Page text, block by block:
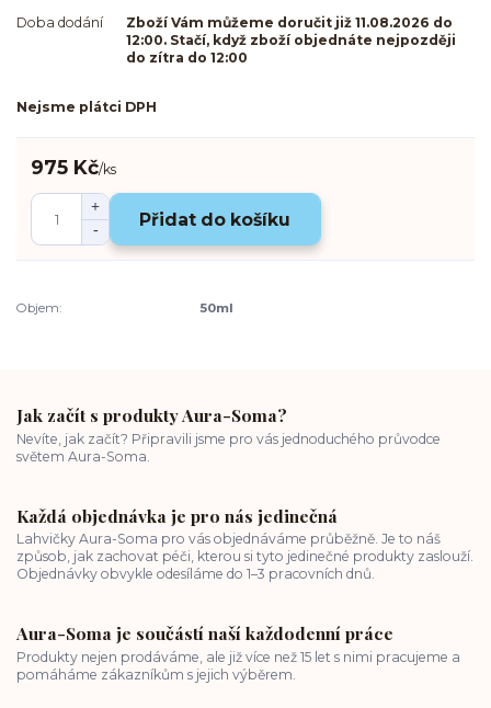
Doba dodání
Zboží Vám můžeme doručit již 11.08.2026 do
12:00. Stačí, když zboží objednáte nejpozději
do zítra do 12:00
Nejsme plátci DPH
975 Kč/ks
Přidat do košíku
Objem: 50ml
Jak začít s produkty Aura-Soma?
Nevíte, jak začít? Připravili jsme pro vás jednoduchého průvodce
světem Aura-Soma.
Každá objednávka je pro nás jedinečná
Lahvičky Aura-Soma pro vás objednáváme průběžně. Je to náš
způsob, jak zachovat péči, kterou si tyto jedinečné produkty zaslouží.
Objednávky obvykle odesíláme do 1–3 pracovních dnů.
Aura-Soma je součástí naší každodenní práce
Produkty nejen prodáváme, ale již více než 15 let s nimi pracujeme a
pomáháme zákazníkům s jejich výběrem.